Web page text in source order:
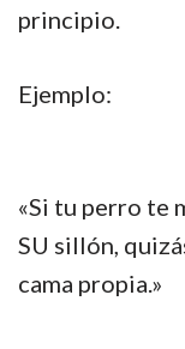
principio.
Ejemplo:
«Si tu perro te
SU sillón,
cama propia.»